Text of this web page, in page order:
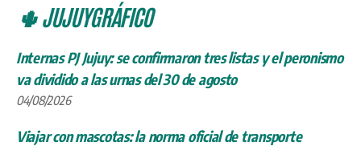
🌵 JUJUYGRÁFICO
Internas PJ Jujuy: se confirmaron tres listas y el peronismo
va dividido a las urnas del 30 de agosto
04/08/2026
Viajar con mascotas: la norma oficial de transporte